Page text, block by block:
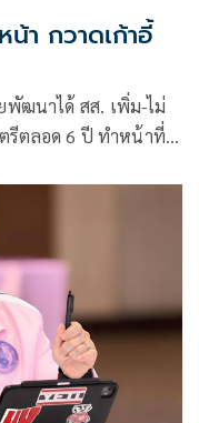
า กวาดเก้าอี้
พัฒนาได้ สส. เพิ่ม-ไม่
รีตลอด 6 ปี ทำหน้าที่